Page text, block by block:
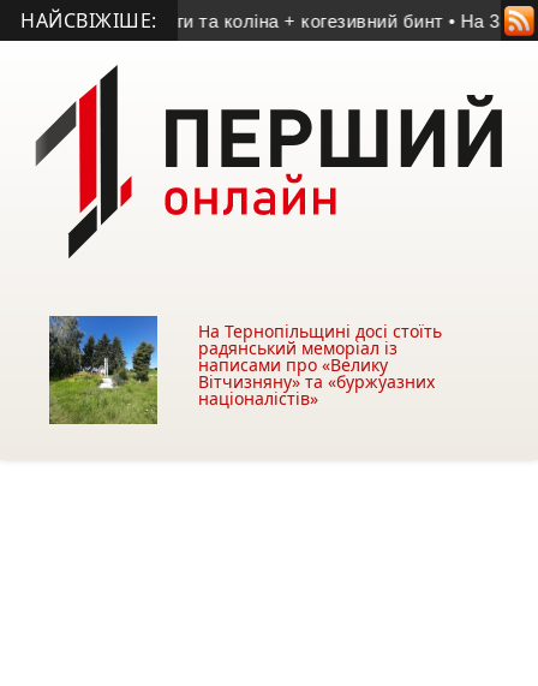
НАЙСВІЖІШЕ:
для ноги та коліна + когезивний бинт • На 33-му
На Тернопільщині досі стоїть
радянський меморіал із
написами про «Велику
Вітчизняну» та «буржуазних
націоналістів»